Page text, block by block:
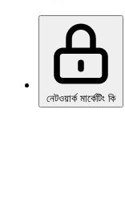
নেটওয়ার্ক মার্কেটিং কি